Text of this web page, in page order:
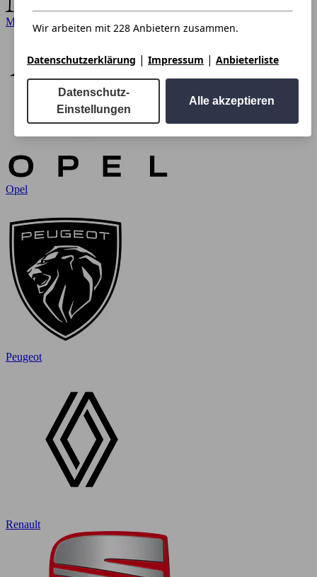
Mercedes-Benz
Opel
Peugeot
Renault
Wir arbeiten mit 228 Anbietern zusammen.
Datenschutzerklärung | Impressum | Anbieterliste
Datenschutz-
Einstellungen
Alle akzeptieren